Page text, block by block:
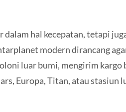
hal kecepatan, tetapi
modern dirancang
luar bumi, mengirim kargo
Europa, Titan, atau stasiun